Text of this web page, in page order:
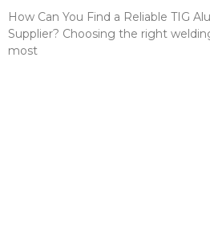
How Can You Find a Reliable TIG
Supplier? Choosing the right
most